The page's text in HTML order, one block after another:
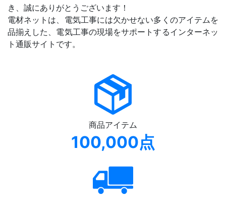
き、誠にありがとうございます！
電材ネットは、電気工事には欠かせない多くのアイテムを
品揃えした、電気工事の現場をサポートするインターネッ
ト通販サイトです。
商品アイテム
100,000点